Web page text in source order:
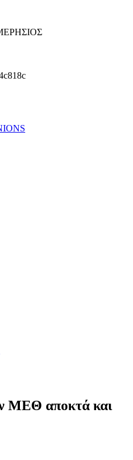
ΜΕΘ αποκτά και